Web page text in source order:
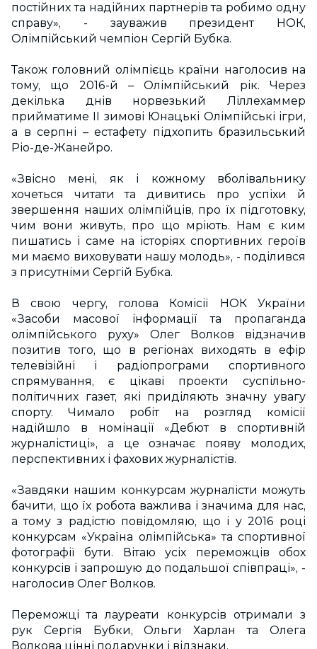
постійних та надійних партнерів та робимо одну
справу», - зауважив президент НОК,
Олімпійський чемпіон Сергій Бубка.
Також головний олімпієць країни наголосив на
тому, що 2016-й – Олімпійський рік. Через
декілька днів норвезький Ліллехаммер
прийматиме II зимові Юнацькі Олімпійські ігри,
а в серпні – естафету підхопить бразильський
Ріо-де-Жанейро.
«Звісно мені, як і кожному вболівальнику
хочеться читати та дивитись про успіхи й
звершення наших олімпійців, про їх підготовку,
чим вони живуть, про що мріють. Нам є ким
пишатись і саме на історіях спортивних героїв
ми маємо виховувати нашу молодь», - поділився
з присутніми Сергій Бубка.
В свою чергу, голова Комісії НОК України
«Засоби масової інформації та пропаганда
олімпійського руху» Олег Волков відзначив
позитив того, що в регіонах виходять в ефір
телевізійні і радіопрограми спортивного
спрямування, є цікаві проекти суспільно-
політичних газет, які приділяють значну увагу
спорту. Чимало робіт на розгляд комісії
надійшло в номінації «Дебют в спортивній
журналістиці», а це означає появу молодих,
перспективних і фахових журналістів.
«Завдяки нашим конкурсам журналісти можуть
бачити, що їх робота важлива і значима для нас,
а тому з радістю повідомляю, що і у 2016 році
конкурсам «Україна олімпійська» та спортивної
фотографії бути. Вітаю усіх переможців обох
конкурсів і запрошую до подальшої співпраці», -
наголосив Олег Волков.
Переможці та лауреати конкурсів отримали з
рук Сергія Бубки, Ольги Харлан та Олега
Волкова цінні подарунки і відзнаки.